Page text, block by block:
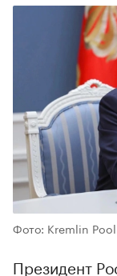
Фото: Kremlin
Президент